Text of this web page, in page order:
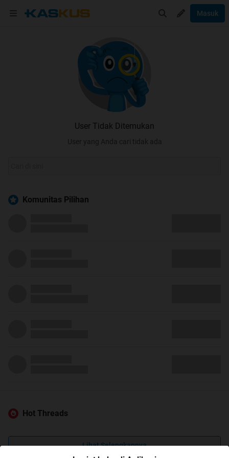
Masuk
User Tidak Ditemukan
User yang Anda cari tidak ada
Komunitas Pilihan
Hot Threads
Lihat Selengkapnya